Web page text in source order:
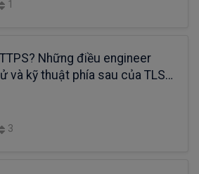
1
Những điều engineer
và kỹ thuật phía sau của TLS.
3